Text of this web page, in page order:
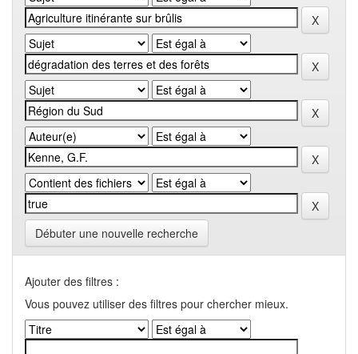
Débuter une nouvelle recherche
Ajouter des filtres :
Vous pouvez utiliser des filtres pour chercher mieux.